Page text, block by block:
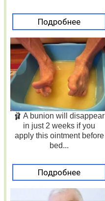
Подробнее
🩰 A bunion will disappear
in just 2 weeks if you
apply this ointment before
bed...
Подробнее